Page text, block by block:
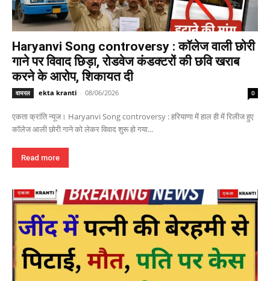
Haryanvi Song controversy : कॉलेज वाली छोरी
गाने पर विवाद छिड़ा, रोडवेज कंडक्टरों की छवि खराब
करने के आरोप, शिकायत दी
वायरल ekta kranti - 08/06/2026 0
एकता क्रांति न्यूज। Haryanvi Song controversy : हरियाणा में हाल ही में रिलीज हुए
कॉलेज आली छोरी गाने को लेकर विवाद शुरू हो गया...
Read more